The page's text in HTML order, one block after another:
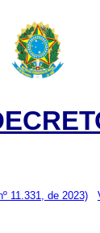
11.331, de 2023)